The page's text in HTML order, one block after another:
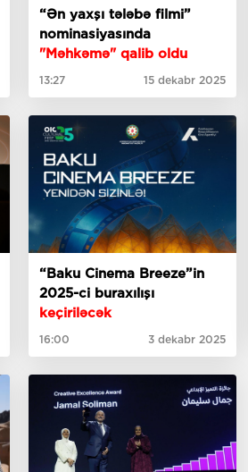
“Ən yaxşı tələbə filmi”
nominasiyasında
"Məhkəmə" qalib oldu
13:27 15 dekabr 2025
“Baku Cinema Breeze”in
2025-ci buraxılışı
keçiriləcək
16:00 3 dekabr 2025